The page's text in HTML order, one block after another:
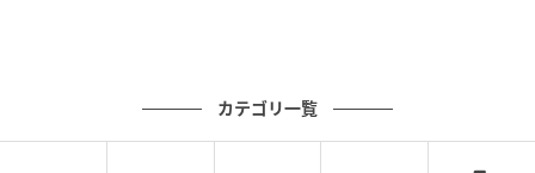
推しコメント！
カテゴリ一覧